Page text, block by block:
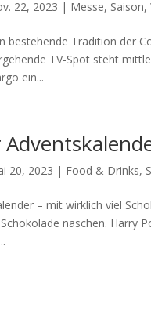
22, 2023 | Messe, Saison,
bestehende Tradition der
TV-Spot steht
ein...
20, 2023 | Food & Drinks,
– mit wirklich viel
naschen. Harry